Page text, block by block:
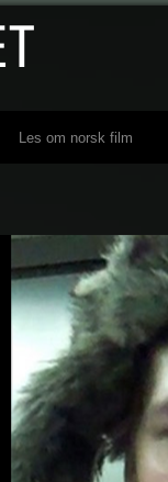
Les om norsk film